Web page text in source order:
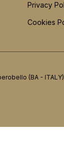
Privacy
Cookies
(BA - ITALY)